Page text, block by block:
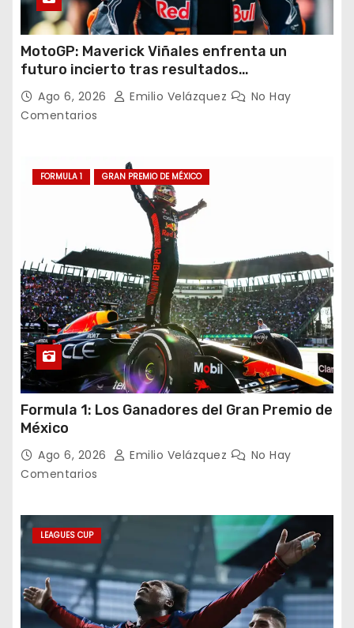
MotoGP: Maverick Viñales enfrenta un
futuro incierto tras resultados
decepcionantes
Ago 6, 2026 Emilio Velázquez
No Hay
Comentarios
FORMULA 1 GRAN PREMIO DE MÉXICO
Formula 1: Los Ganadores del Gran Premio de
México
Ago 6, 2026 Emilio Velázquez
No Hay
Comentarios
LEAGUES CUP